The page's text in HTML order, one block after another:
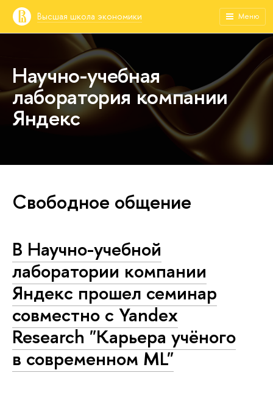
Высшая школа экономики Меню
Научно-учебная
лаборатория компании
Яндекс
Свободное общение
В Научно-учебной
лаборатории компании
Яндекс прошел семинар
совместно с Yandex
Research "Карьера учёного
в современном ML"